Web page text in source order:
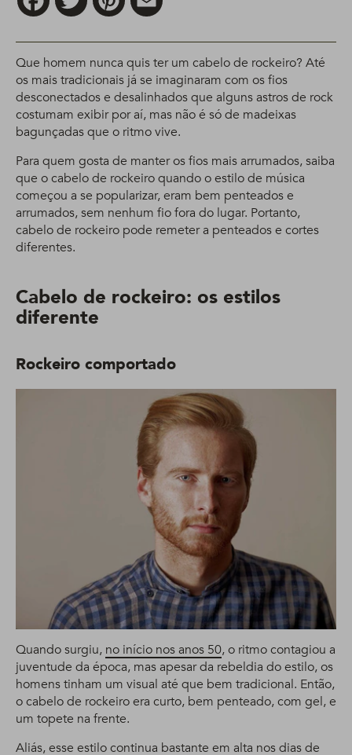
Que homem nunca quis ter um cabelo de rockeiro? Até
os mais tradicionais já se imaginaram com os fios
desconectados e desalinhados que alguns astros de rock
costumam exibir por aí, mas não é só de madeixas
bagunçadas que o ritmo vive.
Para quem gosta de manter os fios mais arrumados, saiba
que o cabelo de rockeiro quando o estilo de música
começou a se popularizar, eram bem penteados e
arrumados, sem nenhum fio fora do lugar. Portanto,
cabelo de rockeiro pode remeter a penteados e cortes
diferentes.
Cabelo de rockeiro: os estilos
diferente
Rockeiro comportado
Quando surgiu, no início nos anos 50, o ritmo contagiou a
juventude da época, mas apesar da rebeldia do estilo, os
homens tinham um visual até que bem tradicional. Então,
o cabelo de rockeiro era curto, bem penteado, com gel, e
um topete na frente.
Aliás, esse estilo continua bastante em alta nos dias de